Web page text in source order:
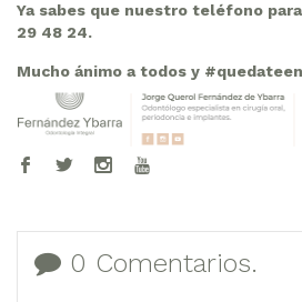
Ya sabes que nuestro teléfono
29 48 24.
Mucho ánimo a todos y
0 Comentarios.